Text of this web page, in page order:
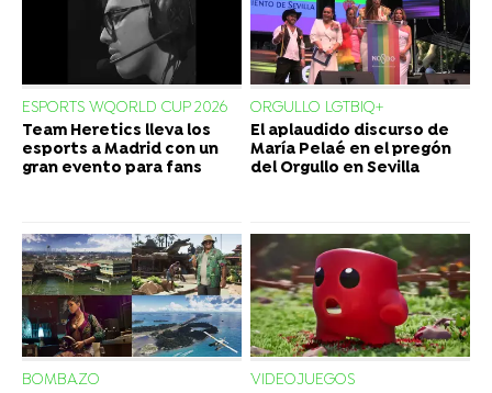
ESPORTS WQORLD CUP 2026
Team Heretics lleva los
esports a Madrid con un
gran evento para fans
ORGULLO LGTBIQ+
El aplaudido discurso de
María Pelaé en el pregón
del Orgullo en Sevilla
BOMBAZO
VIDEOJUEGOS